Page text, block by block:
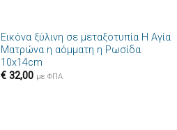
Πρόσθήκη
στην λίστα
Εικόνα ξύλινη σε μεταξοτυπία Η Αγία
Ματρώνα η αόμματη η Ρωσίδα
10x14cm
€ 32,00 με ΦΠΑ